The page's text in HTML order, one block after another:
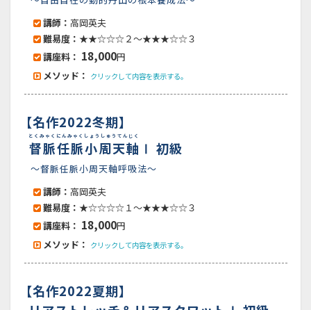
講師： 高岡英夫
難易度： ★★☆☆☆２～★★★☆☆３
講座料： 18,000円
メソッド： クリックして内容を表示する。
【名作2022冬期】
督脈任脈小周天軸
とくみゃくにんみゃくしょうしゅうてんじく
Ⅰ 初級
～督脈任脈小周天軸呼吸法～
講師： 高岡英夫
難易度： ★☆☆☆☆１～★★★☆☆３
講座料： 18,000円
メソッド： クリックして内容を表示する。
【名作2022夏期】